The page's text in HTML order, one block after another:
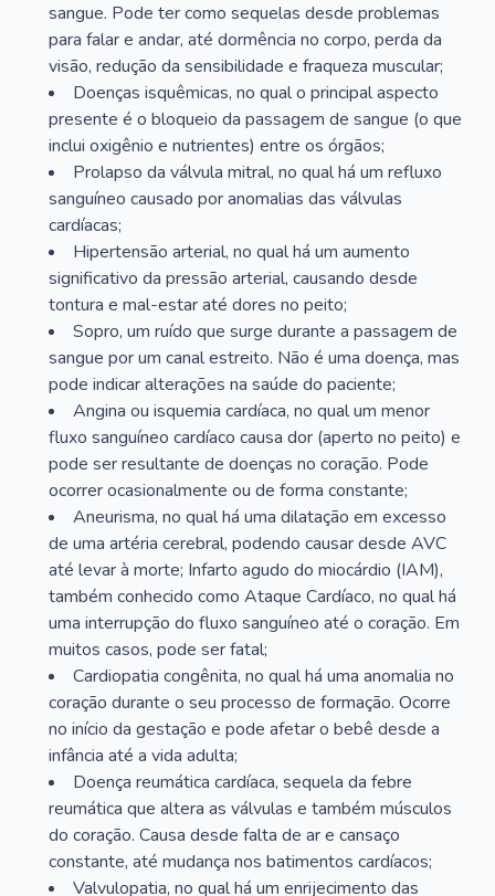
sangue. Pode ter como sequelas desde problemas
para falar e andar, até dormência no corpo, perda da
visão, redução da sensibilidade e fraqueza muscular;
Doenças isquêmicas, no qual o principal aspecto
presente é o bloqueio da passagem de sangue (o que
inclui oxigênio e nutrientes) entre os órgãos;
Prolapso da válvula mitral, no qual há um refluxo
sanguíneo causado por anomalias das válvulas
cardíacas;
Hipertensão arterial, no qual há um aumento
significativo da pressão arterial, causando desde
tontura e mal-estar até dores no peito;
Sopro, um ruído que surge durante a passagem de
sangue por um canal estreito. Não é uma doença, mas
pode indicar alterações na saúde do paciente;
Angina ou isquemia cardíaca, no qual um menor
fluxo sanguíneo cardíaco causa dor (aperto no peito) e
pode ser resultante de doenças no coração. Pode
ocorrer ocasionalmente ou de forma constante;
Aneurisma, no qual há uma dilatação em excesso
de uma artéria cerebral, podendo causar desde AVC
até levar à morte; Infarto agudo do miocárdio (IAM),
também conhecido como Ataque Cardíaco, no qual há
uma interrupção do fluxo sanguíneo até o coração. Em
muitos casos, pode ser fatal;
Cardiopatia congênita, no qual há uma anomalia no
coração durante o seu processo de formação. Ocorre
no início da gestação e pode afetar o bebê desde a
infância até a vida adulta;
Doença reumática cardíaca, sequela da febre
reumática que altera as válvulas e também músculos
do coração. Causa desde falta de ar e cansaço
constante, até mudança nos batimentos cardíacos;
Valvulopatia, no qual há um enrijecimento das